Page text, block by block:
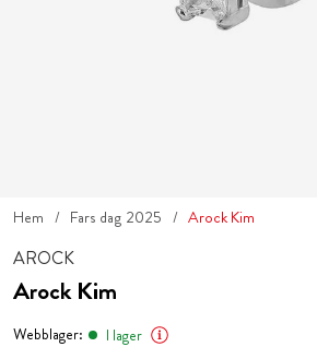
Hem Fars dag 2025 Arock Kim
AROCK
Arock Kim
Webblager:
I lager